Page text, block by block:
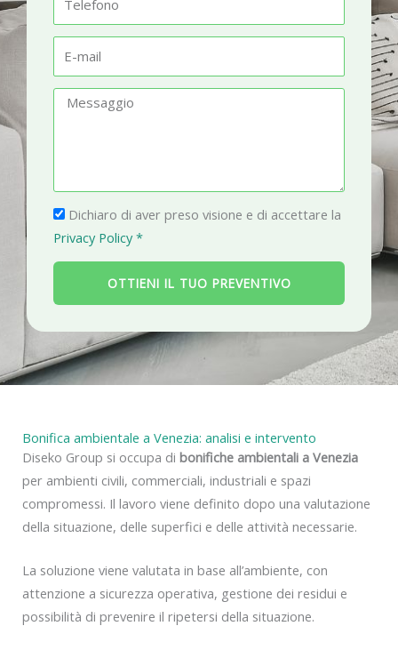
à
l
fm
a
g
g
i
P
r
i
a
c
y
Dichiaro di aver preso visione e di accettare la
Privacy Policy *
OTTIENI IL TUO PREVENTIVO
Bonifica ambientale a Venezia: analisi e intervento
Diseko Group si occupa di bonifiche ambientali a Venezia
per ambienti civili, commerciali, industriali e spazi
compromessi. Il lavoro viene definito dopo una valutazione
della situazione, delle superfici e delle attività necessarie.
La soluzione viene valutata in base all’ambiente, con
attenzione a sicurezza operativa, gestione dei residui e
possibilità di prevenire il ripetersi della situazione.